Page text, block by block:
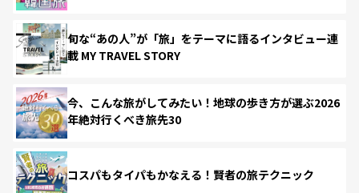
旬な“あの人”が「旅」をテーマに語るインタビュー連
載 MY TRAVEL STORY
今、こんな旅がしてみたい！地球の歩き方が選ぶ2026
年絶対行くべき旅先30
コスパもタイパもかなえる！賢者の旅テクニック